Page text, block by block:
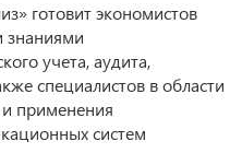
готовит экономистов
знаниями
учета, аудита,
специалистов в области
и применения
систем